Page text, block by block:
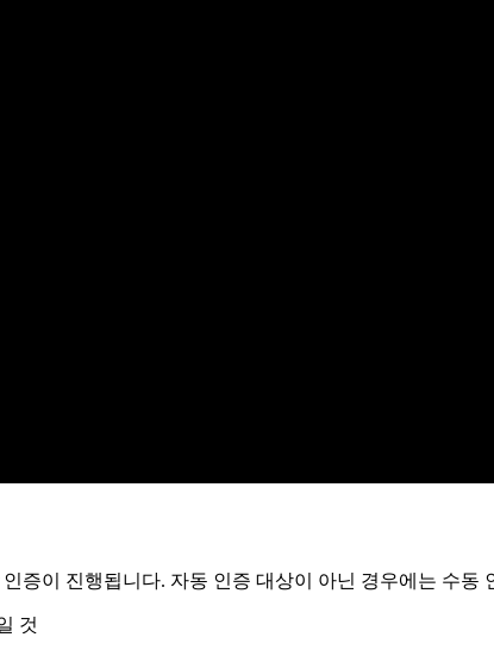
증이 진행됩니다. 자동 인증 대상이 아닌 경우에는 수동
것